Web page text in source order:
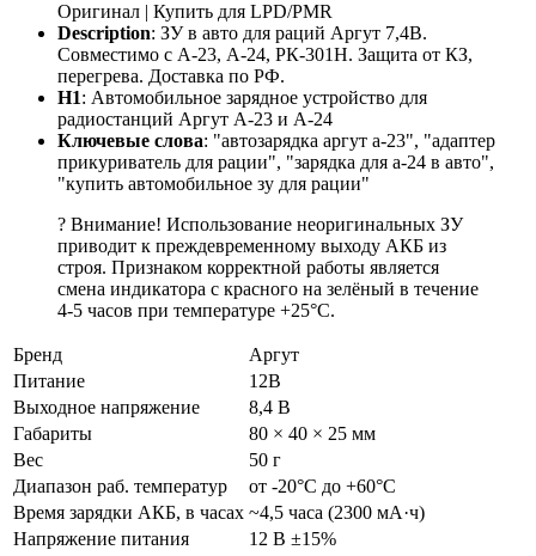
Оригинал | Купить для LPD/PMR
Description: ЗУ в авто для раций Аргут 7,4В.
Совместимо с А-23, А-24, РК-301Н. Защита от КЗ,
перегрева. Доставка по РФ.
H1: Автомобильное зарядное устройство для
радиостанций Аргут А-23 и А-24
Ключевые слова: "автозарядка аргут а-23", "адаптер
прикуриватель для рации", "зарядка для а-24 в авто",
"купить автомобильное зу для рации"
? Внимание! Использование неоригинальных ЗУ
приводит к преждевременному выходу АКБ из
строя. Признаком корректной работы является
смена индикатора с красного на зелёный в течение
4-5 часов при температуре +25°C.
Бренд
Аргут
Питание
12В
Выходное напряжение
8,4 В
Габариты
80 × 40 × 25 мм
Вес
50 г
Диапазон раб. температур
от -20°С до +60°С
Время зарядки АКБ, в часах ~4,5 часа (2300 мА·ч)
Напряжение питания
12 В ±15%